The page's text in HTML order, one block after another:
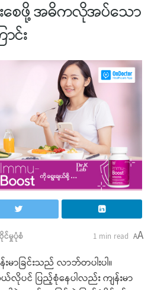
စေဖို့ အဓိကလိုအပ်သော
င်း
င်မှုပုံစံ 1 min read AA
မာခြင်းသည် လာဘ်တပါးပါ။
ယ်လိုပင် ပြည့်စုံနေပါလည်း ကျန်းမာ